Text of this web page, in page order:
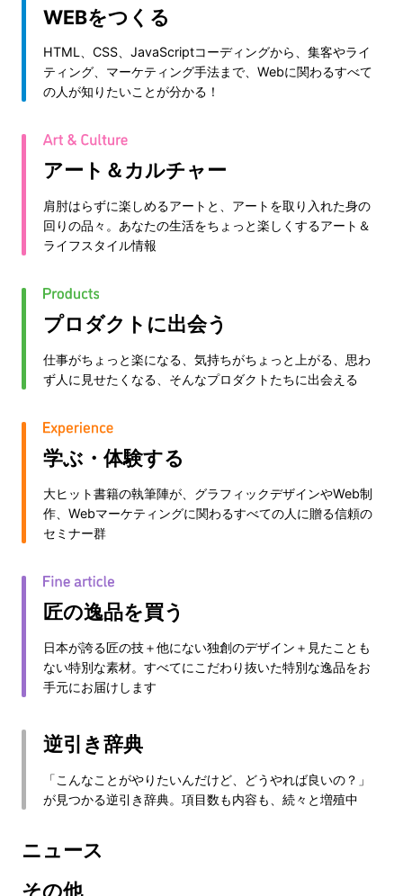
WEBをつくる
HTML、CSS、JavaScriptコーディングから、集客やライ
ティング、マーケティング手法まで、Webに関わるすべて
の人が知りたいことが分かる！
アート＆カルチャー
肩肘はらずに楽しめるアートと、アートを取り入れた身の
回りの品々。あなたの生活をちょっと楽しくするアート＆
ライフスタイル情報
プロダクトに出会う
仕事がちょっと楽になる、気持ちがちょっと上がる、思わ
ず人に見せたくなる、そんなプロダクトたちに出会える
学ぶ・体験する
大ヒット書籍の執筆陣が、グラフィックデザインやWeb制
作、Webマーケティングに関わるすべての人に贈る信頼の
セミナー群
匠の逸品を買う
日本が誇る匠の技＋他にない独創のデザイン＋見たことも
ない特別な素材。すべてにこだわり抜いた特別な逸品をお
手元にお届けします
逆引き辞典
「こんなことがやりたいんだけど、どうやれば良いの？」
が見つかる逆引き辞典。項目数も内容も、続々と増殖中
ニュース
その他